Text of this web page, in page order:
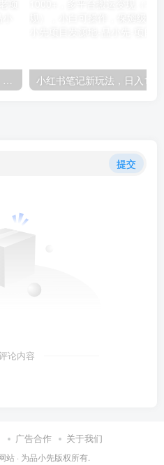
快手很火的无人播剧新方式，每天稳入500+，狂撸磁力聚星，老项目新玩法-品小先项目发源地
提交
论内容
广告合作 关于我们
站 · 为品小先版权所有.